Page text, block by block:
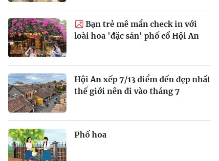
Bạn trẻ mê mẩn check in với
loài hoa 'đặc sản' phố cổ Hội An
Hội An xếp 7/13 điểm đến đẹp nhất
thế giới nên đi vào tháng 7
Phố hoa